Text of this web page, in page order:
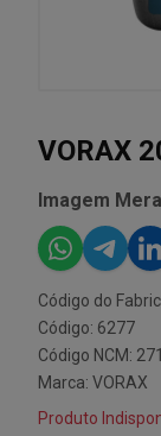
VORAX
Imagem
Código do
Código: 6277
Código NCM:
Marca: VORAX
Produto